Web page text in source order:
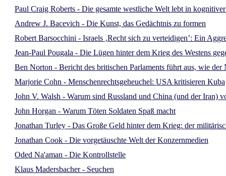
Paul Craig Roberts - Die gesamte westliche Welt lebt in
Andrew J. Bacevich - Die Kunst, das Gedächtnis zu formen
Robert Barsocchini - Israels ‚Recht sich zu verteidigen’: Ein
Jean-Paul Pougala - Die Lügen hinter dem Krieg des Westens
Ben Norton - Bericht des britischen Parlaments führt aus, wie
Marjorie Cohn - Menschenrechtsgeheuchel: USA kritisieren Kuba
John V. Walsh - Warum sind Russland und China (und der Iran)
John Horgan - Warum Töten Soldaten Spaß macht
Jonathan Turley - Das Große Geld hinter dem Krieg: der
Jonathan Cook - Die vorgetäuschte Welt der Konzernmedien
Oded Na'aman - Die Kontrollstelle
Klaus Madersbacher - Seuchen